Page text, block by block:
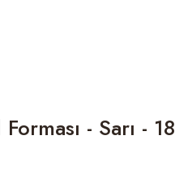
- Sarı - 18